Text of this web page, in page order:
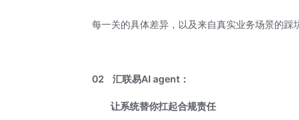
每一关的具体差异，以及来自真实业务场景的踩
02汇联易AI agent ：
让系统替你扛起合规责任